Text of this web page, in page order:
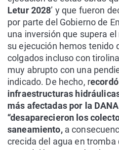
Letur 2028’ y que fueron
por parte del Gobierno de
una inversión que supera el
su ejecución hemos tenido
colgados incluso con
muy abrupto con una
indicado. De hecho, r
infraestructuras
más afectadas por la
“desaparecieron los
saneamiento,a
crecida del agua en tromba